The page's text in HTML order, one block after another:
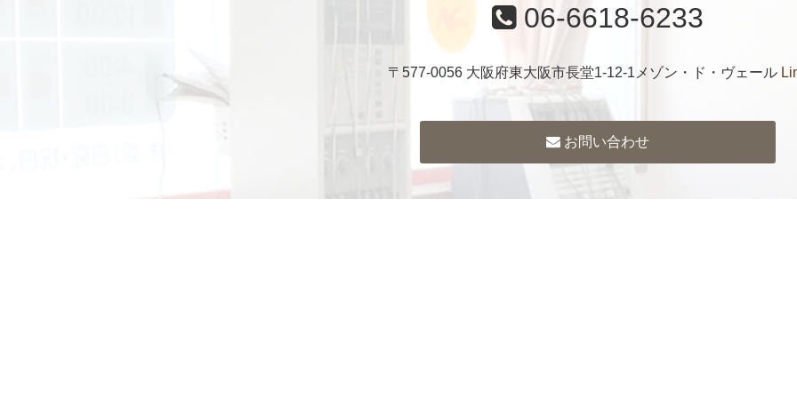
06-6618-6233
〒577-0056 大阪府東大阪市長堂1-12-1メゾン・ド・ヴェール
お問い合わせ